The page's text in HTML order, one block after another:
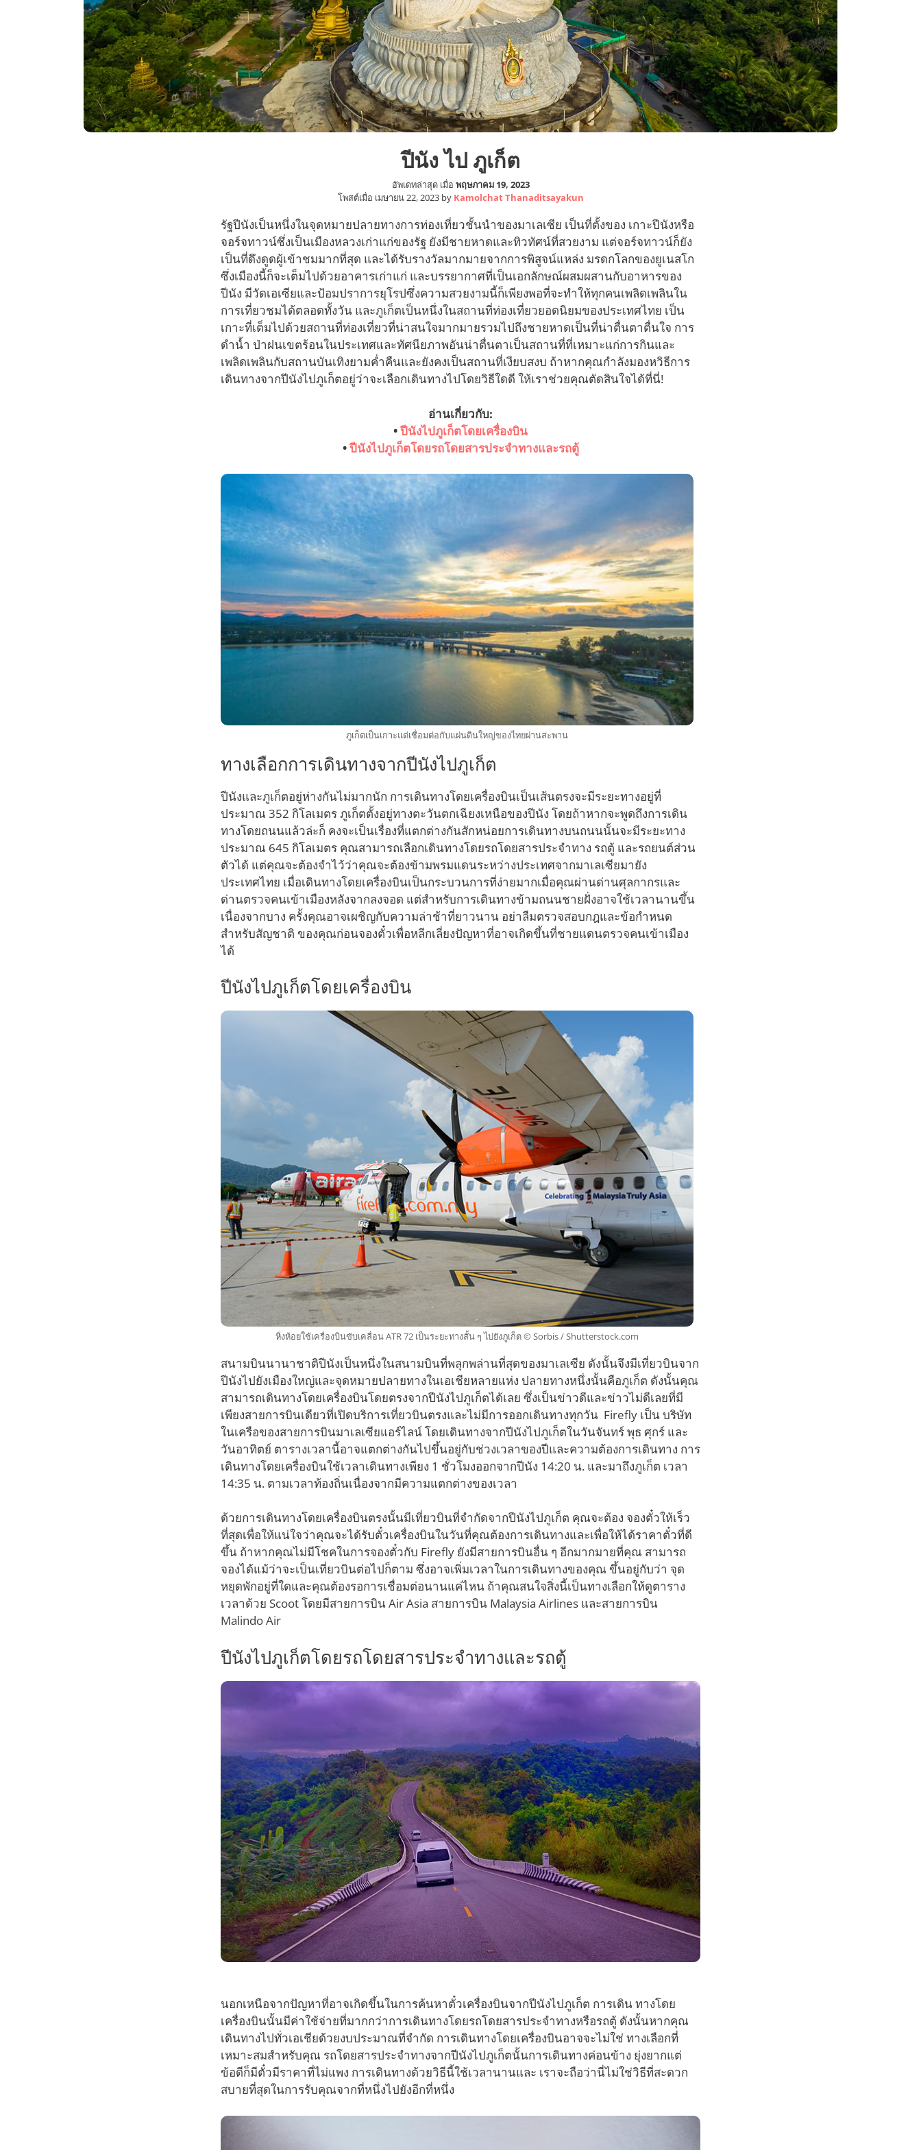
ปีนัง ไป ภูเก็ต
อัพเดทล่าสุด เมื่อ พฤษภาคม 19, 2023
โพสต์เมื่อ เมษายน 22, 2023 by Kamolchat Thanaditsayakun
รัฐปีนังเป็นหนึ่งในจุดหมายปลายทางการท่องเที่ยวชั้นนำของมาเลเซีย เป็นที่ตั้งของ เกาะปีนังหรือ
จอร์จทาวน์ซึ่งเป็นเมืองหลวงเก่าแก่ของรัฐ ยังมีชายหาดและทิวทัศน์ที่สวยงาม แต่จอร์จทาวน์ก็ยัง
เป็นที่ดึงดูดผู้เข้าชมมากที่สุด และได้รับรางวัลมากมายจากการพิสูจน์แหล่ง มรดกโลกของยูเนสโก
ซึ่งเมืองนี้ก็จะเต็มไปด้วยอาคารเก่าแก่ และบรรยากาศที่เป็นเอกลักษณ์ผสมผสานกับอาหารของ
ปีนัง มีวัดเอเซียและป้อมปราการยุโรปซึ่งความสวยงามนี้ก็เพียงพอที่จะทำให้ทุกคนเพลิดเพลินใน
การเที่ยวชมได้ตลอดทั้งวัน และภูเก็ตเป็นหนึ่งในสถานที่ท่องเที่ยวยอดนิยมของประเทศไทย เป็น
เกาะที่เต็มไปด้วยสถานที่ท่องเที่ยวที่น่าสนใจมากมายรวมไปถึงชายหาดเป็นที่น่าตื่นตาตื่นใจ การ
ดำน้ำ ป่าฝนเขตร้อนในประเทศและทัศนียภาพอันน่าตื่นตาเป็นสถานที่ที่เหมาะแก่การกินและ
เพลิดเพลินกับสถานบันเทิงยามค่ำคืนและยังคงเป็นสถานที่เงียบสงบ ถ้าหากคุณกำลังมองหวิธีการ
เดินทางจากปีนังไปภูเก็ตอยู่ว่าจะเลือกเดินทางไปโดยวิธีใดดี ให้เราช่วยคุณตัดสินใจได้ที่นี่!
อ่านเกี่ยวกับ:
•ปีนังไปภูเก็ตโดยเครื่องบิน
•ปีนังไปภูเก็ตโดยรถโดยสารประจำทางและรถตู้
ภูเก็ตเป็นเกาะแต่เชื่อมต่อกับแผ่นดินใหญ่ของไทยผ่านสะพาน
ทางเลือกการเดินทางจากปีนังไปภูเก็ต
ปีนังและภูเก็ตอยู่ห่างกันไม่มากนัก การเดินทางโดยเครื่องบินเป็นเส้นตรงจะมีระยะทางอยู่ที่
ประมาณ 352 กิโลเมตร ภูเก็ตตั้งอยู่ทางตะวันตกเฉียงเหนือของปีนัง โดยถ้าหากจะพูดถึงการเดิน
ทางโดยถนนแล้วล่ะก็ คงจะเป็นเรื่องที่แตกต่างกันสักหน่อยการเดินทางบนถนนนั้นจะมีระยะทาง
ประมาณ 645 กิโลเมตร คุณสามารถเลือกเดินทางโดยรถโดยสารประจำทาง รถตู้ และรถยนต์ส่วน
ตัวได้ แต่คุณจะต้องจำไว้ว่าคุณจะต้องข้ามพรมแดนระหว่างประเทศจากมาเลเซียมายัง
ประเทศไทย เมื่อเดินทางโดยเครื่องบินเป็นกระบวนการที่ง่ายมากเมื่อคุณผ่านด่านศุลกากรและ
ด่านตรวจคนเข้าเมืองหลังจากลงจอด แต่สำหรับการเดินทางข้ามถนนชายฝั่งอาจใช้เวลานานขึ้น
เนื่องจากบาง ครั้งคุณอาจเผชิญกับความล่าช้าที่ยาวนาน อย่าลืมตรวจสอบกฎและข้อกำหนด
สำหรับสัญชาติ ของคุณก่อนจองตั๋วเพื่อหลีกเลี่ยงปัญหาที่อาจเกิดขึ้นที่ชายแดนตรวจคนเข้าเมือง
ได้
ปีนังไปภูเก็ตโดยเครื่องบิน
หิ่งห้อยใช้เครื่องบินขับเคลื่อน ATR 72 เป็นระยะทางสั้น ๆ ไปยังภูเก็ต © Sorbis / Shutterstock.com
สนามบินนานาชาติปีนังเป็นหนึ่งในสนามบินที่พลุกพล่านที่สุดของมาเลเซีย ดังนั้นจึงมีเที่ยวบินจาก
ปีนังไปยังเมืองใหญ่และจุดหมายปลายทางในเอเชียหลายแห่ง ปลายทางหนึ่งนั้นคือภูเก็ต ดังนั้นคุณ
สามารถเดินทางโดยเครื่องบินโดยตรงจากปีนังไปภูเก็ตได้เลย ซึ่งเป็นข่าวดีและข่าวไม่ดีเลยที่มี
เพียงสายการบินเดียวที่เปิดบริการเที่ยวบินตรงและไม่มีการออกเดินทางทุกวัน Firefly เป็น บริษัท
ในเครือของสายการบินมาเลเซียแอร์ไลน์ โดยเดินทางจากปีนังไปภูเก็ตในวันจันทร์ พุธ ศุกร์ และ
วันอาทิตย์ ตารางเวลานี้อาจแตกต่างกันไปขึ้นอยู่กับช่วงเวลาของปีและความต้องการเดินทาง การ
เดินทางโดยเครื่องบินใช้เวลาเดินทางเพียง 1 ชั่วโมงออกจากปีนัง 14:20 น. และมาถึงภูเก็ต เวลา
14:35 น. ตามเวลาท้องถิ่นเนื่องจากมีความแตกต่างของเวลา
ด้วยการเดินทางโดยเครื่องบินตรงนั้นมีเที่ยวบินที่จำกัดจากปีนังไปภูเก็ต คุณจะต้อง จองตั๋วให้เร็ว
ที่สุดเพื่อให้แน่ใจว่าคุณจะได้รับตั๋วเครื่องบินในวันที่คุณต้องการเดินทางและเพื่อให้ได้ราคาตั๋วที่ดี
ขึ้น ถ้าหากคุณไม่มีโชคในการจองตั๋วกับ Firefly ยังมีสายการบินอื่น ๆ อีกมากมายที่คุณ สามารถ
จองได้แม้ว่าจะเป็นเที่ยวบินต่อไปก็ตาม ซึ่งอาจเพิ่มเวลาในการเดินทางของคุณ ขึ้นอยู่กับว่า จุด
หยุดพักอยู่ที่ใดและคุณต้องรอการเชื่อมต่อนานแค่ไหน ถ้าคุณสนใจสิ่งนี้เป็นทางเลือกให้ดูตาราง
เวลาด้วย Scoot โดยมีสายการบิน Air Asia สายการบิน Malaysia Airlines และสายการบิน
Malindo Air
ปีนังไปภูเก็ตโดยรถโดยสารประจำทางและรถตู้
นอกเหนือจากปัญหาที่อาจเกิดขึ้นในการค้นหาตั๋วเครื่องบินจากปีนังไปภูเก็ต การเดิน ทางโดย
เครื่องบินนั้นมีค่าใช้จ่ายที่มากกว่าการเดินทางโดยรถโดยสารประจำทางหรือรถตู้ ดังนั้นหากคุณ
เดินทางไปทั่วเอเชียด้วยงบประมาณที่จำกัด การเดินทางโดยเครื่องบินอาจจะไม่ใช่ ทางเลือกที่
เหมาะสมสำหรับคุณ รถโดยสารประจำทางจากปีนังไปภูเก็ตนั้นการเดินทางค่อนข้าง ยุ่งยากแต่
ข้อดีก็มีตั๋วมีราคาที่ไม่แพง การเดินทางด้วยวิธีนี้ใช้เวลานานและ เราจะถือว่านี่ไม่ใช่วิธีที่สะดวก
สบายที่สุดในการรับคุณจากที่หนึ่งไปยังอีกที่หนึ่ง